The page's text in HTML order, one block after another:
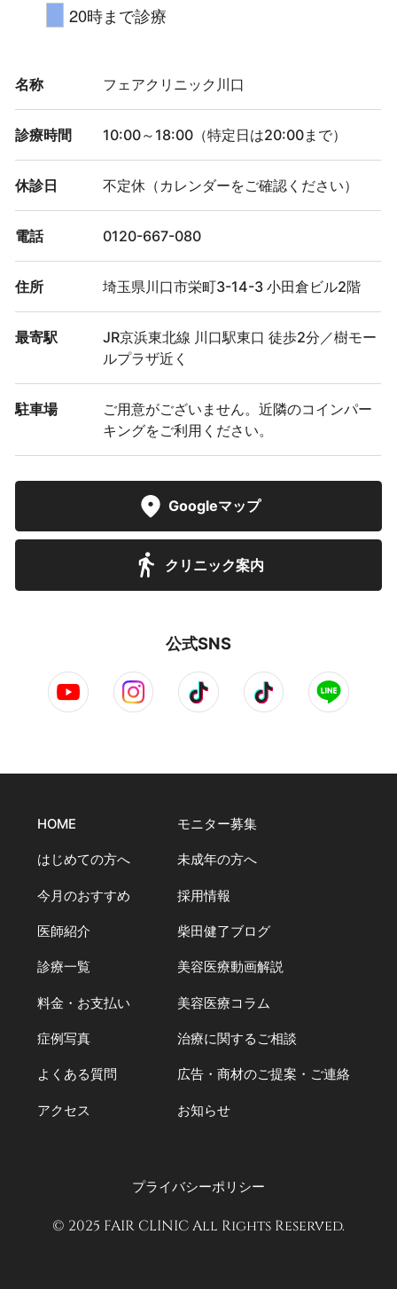
20時まで診療
名称 フェアクリニック川口
診療時間 10:00～18:00（特定日は20:00まで）
休診日 不定休（カレンダーをご確認ください）
電話 0120-667-080
住所 埼玉県川口市栄町3-14-3 小田倉ビル2階
最寄駅
JR京浜東北線 川口駅東口 徒歩2分／樹モー
ルプラザ近く
駐車場
ご用意がございません。近隣のコインパー
キングをご利用ください。
Googleマップ
クリニック案内
公式SNS
HOME
はじめての方へ
今月のおすすめ
医師紹介
診療一覧
料金・お支払い
症例写真
よくある質問
アクセス
モニター募集
未成年の方へ
採用情報
柴田健了ブログ
美容医療動画解説
美容医療コラム
治療に関するご相談
広告・商材のご提案・ご連絡
お知らせ
プライバシーポリシー
© 2025 FAIR CLINIC All Rights Reserved.